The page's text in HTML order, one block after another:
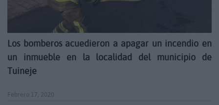
Los bomberos acuedieron a apagar un incendio en
un inmueble en la localidad del municipio de
Tuineje
Febrero 17, 2020